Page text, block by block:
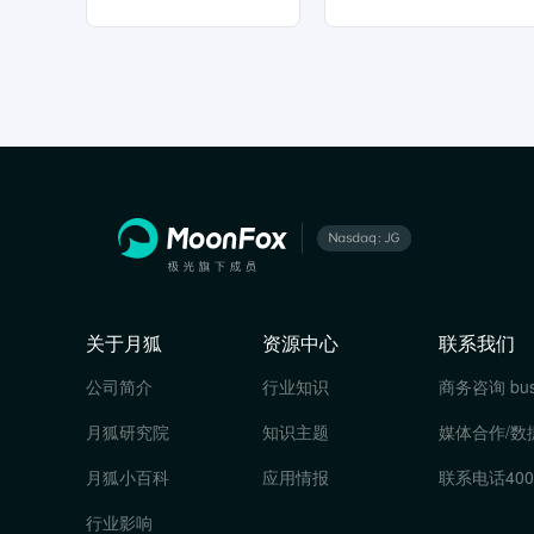
关于月狐
公司简介
月狐研究院
月狐小百科
行业影响
资源中心
行业知识
知识主题
应用情报
联系我们
商务咨询
媒体合作/数
联系电话